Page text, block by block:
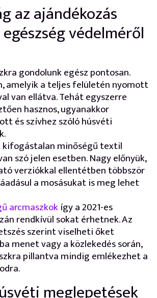
az ajándékozás
védelméről
gondolunk egész pontosan.
amelyik a teljes felületén nyomott
van ellátva. Tehát egyszerre
hasznos, ugyanakkor
és szívhez szóló húsvéti
kifogástalan minőségű textil
szó jelen esetben. Nagy előnyük,
verziókkal ellentétben többször
a mosásukat is meg lehet
arcmaszkokígy a 2021-es
rendkívül sokat érhetnek. Az
szerint viselheti őket
menet vagy a közlekedés során,
pillantva mindig emlékezhet a